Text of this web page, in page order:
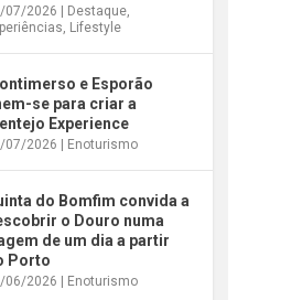
07/2026 | Destaque,
, Lifestyle
e Esporão
se para criar a
Experience
07/2026 | Enoturismo
do Bomfim convida a
o Douro numa
de um dia a partir
Porto
06/2026 | Enoturismo